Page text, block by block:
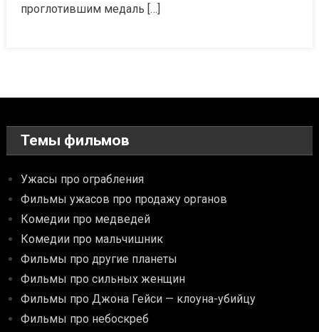
проглотившим медаль […]
Темы фильмов
Ужасы про ограбления
Фильмы ужасов про продажу органов
Комедии про медведей
Комедии про мальчишник
Фильмы про другие планеты
Фильмы про сильных женщин
Фильмы про Джона Гейси — клоуна-убийцу
Фильмы про небоскреб